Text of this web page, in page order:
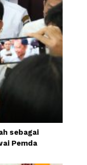
sebagai
Pemda